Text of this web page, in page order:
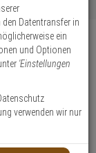
Datentransfer in
ein
und Optionen
'Einstellungen
verwenden wir nur